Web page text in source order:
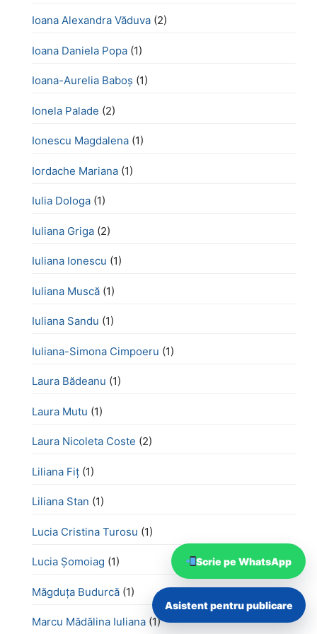
Ioana Alexandra Văduva (2)
Ioana Daniela Popa (1)
Ioana-Aurelia Baboș (1)
Ionela Palade (2)
Ionescu Magdalena (1)
Iordache Mariana (1)
Iulia Dologa (1)
Iuliana Griga (2)
Iuliana Ionescu (1)
Iuliana Muscă (1)
Iuliana Sandu (1)
Iuliana-Simona Cimpoeru (1)
Laura Bădeanu (1)
Laura Mutu (1)
Laura Nicoleta Coste (2)
Liliana Fiț (1)
Liliana Stan (1)
Lucia Cristina Turosu (1)
Lucia Șomoiag (1)
Măgduța Budurcă (1)
Marcu Mădălina Iuliana (1)
Scrie pe WhatsApp
Asistent pentru publicare